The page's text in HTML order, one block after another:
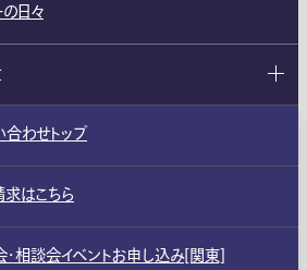
日々
わせトップ
はこちら
相談会イベントお申し込み[関東]